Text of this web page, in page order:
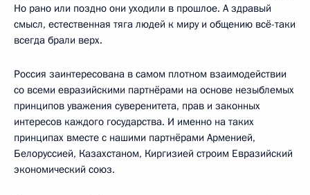
Но рано или поздно они уходили в прошлое. А здравый
смысл, естественная тяга людей к миру и общению всё-таки
всегда брали верх.
Россия заинтересована в самом плотном взаимодействии
со всеми евразийскими партнёрами на основе незыблемых
принципов уважения суверенитета, прав и законных
интересов каждого государства. И именно на таких
принципах вместе с нашими партнёрами Арменией,
Белоруссией, Казахстаном, Киргизией строим Евразийский
экономический союз.